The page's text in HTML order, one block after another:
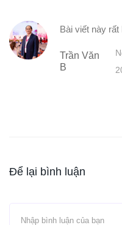
Bài viết này
Trần Văn
B
Để lại bình luận